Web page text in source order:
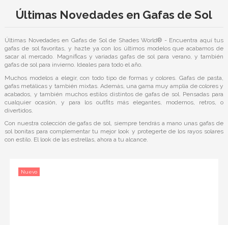
Últimas Novedades en Gafas de Sol
Últimas Novedades en Gafas de Sol de Shades World® - Encuentra aquí tus
gafas de sol favoritas, y hazte ya con los últimos modelos que acabamos de
sacar al mercado. Magníficas y variadas gafas de sol para verano, y también
gafas de sol para invierno. Ideales para todo el año.
Muchos modelos a elegir, con todo tipo de formas y colores. Gafas de pasta,
gafas metálicas y también mixtas. Además, una gama muy amplia de colores y
acabados, y también muchos estilos distintos de gafas de sol. Pensadas para
cualquier ocasión, y para los outfits más elegantes, modernos, retros, o
divertidos.
Con nuestra colección de gafas de sol, siempre tendrás a mano unas gafas de
sol bonitas para complementar tu mejor look y protegerte de los rayos solares
con estilo. El look de las estrellas, ahora a tu alcance.
Nuevo